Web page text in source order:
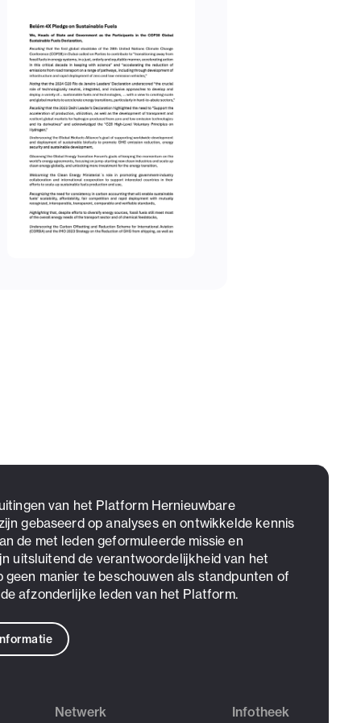
van het Platform Hernieuwbare
gebaseerd op analyses en ontwikkelde kennis
de met leden geformuleerde missie en
uitsluitend de verantwoordelijkheid van het
geen manier te beschouwen als standpunten of
afzonderlijke leden van het Platform.
Netwerk Infotheek